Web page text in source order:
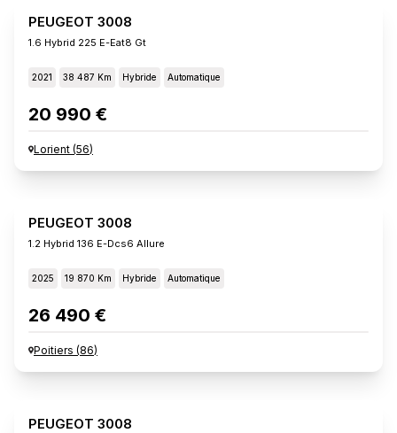
PEUGEOT 3008
1.6 Hybrid 225 E-Eat8 Gt
2021 38 487 Km Hybride Automatique
20 990 €
Lorient (56)
PEUGEOT 3008
1.2 Hybrid 136 E-Dcs6 Allure
2025 19 870 Km Hybride Automatique
26 490 €
Poitiers (86)
PEUGEOT 3008